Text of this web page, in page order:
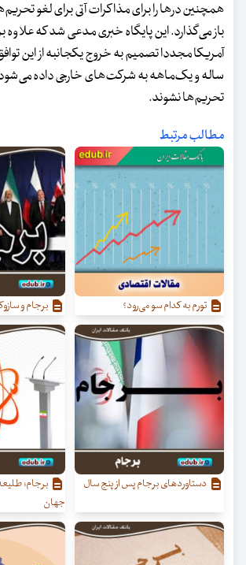
همچنین در‌‌‌ها را برای مذاکرات آتی برای لغو
باز می‌‌‌گذارد. این پایگاه خبری مدعی شد که علاوه بر
آمریکا مجددا تصمیم به خروج یکجانبه از این
ساله و یک‌ماهه به شرکت‌های خارجی داده
تحریم‌ها نشوند.
مطالب مرتبط
تورم به کدام سو می‌رود؟ برجام و
دستاوردهای برجام پس از پنج سال
برجام؛
جهان